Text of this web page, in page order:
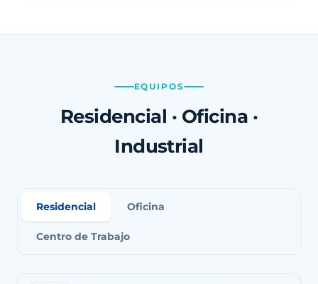
EQUIPOS
Residencial · Oficina ·
Industrial
Residencial Oficina
Centro de Trabajo